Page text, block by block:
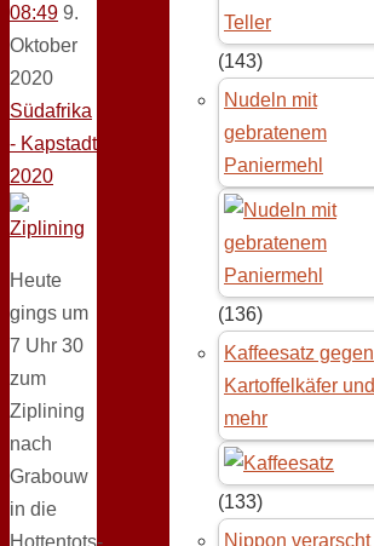
08:49 9.
Oktober
2020
Südafrika
- Kapstadt
2020
Heute
gings um
7 Uhr 30
zum
Ziplining
nach
Grabouw
in die
Hottentots-
(143)
Nudeln mit
gebratenem
Paniermehl
(136)
Kaffeesatz gegen
Kartoffelkäfer und
mehr
(133)
Nippon verarscht